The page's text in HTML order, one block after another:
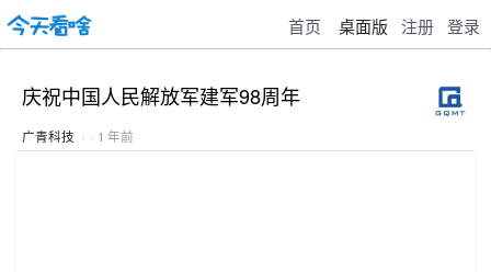
首页 桌面版 注册 登录
庆祝中国人民解放军建军98周年
广青科技 · · 1 年前